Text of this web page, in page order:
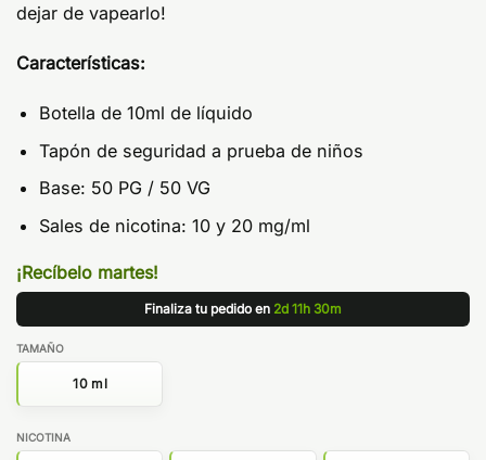
dejar de vapearlo!
Características:
Botella de 10ml de líquido
Tapón de seguridad a prueba de niños
Base: 50 PG / 50 VG
Sales de nicotina: 10 y 20 mg/ml
¡Recíbelo martes!
Finaliza tu pedido en 2d 11h 30m
TAMAÑO
10 ml
NICOTINA